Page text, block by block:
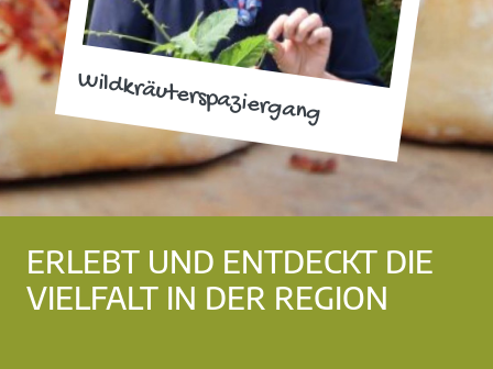
Wildkräuterspaziergang
ERLEBT UND ENTDECKT DIE
VIELFALT IN DER REGION